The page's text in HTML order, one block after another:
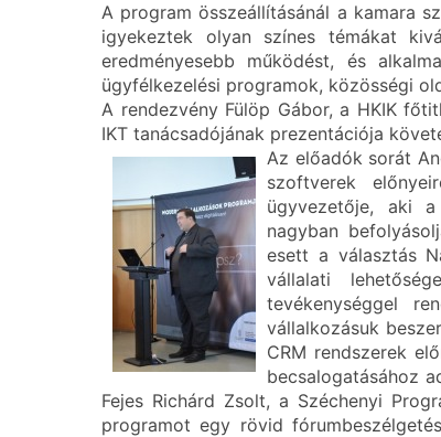
A program összeállításánál a kamara
igyekeztek olyan színes témákat
eredményesebb működést, és
ügyfélkezelési programok, közösségi
A rendezvény Fülöp Gábor, a HKIK
IKT tanácsadójának prezentációja
Az előadók sorát
szoftverek
ügyvezetője, aki a
nagyban
esett a választás
vállalati
tevékenységgel
vállalkozásuk
CRM rendszerek
becsalogatásához
Fejes Richárd Zsolt, a Széchenyi
programot egy rövid